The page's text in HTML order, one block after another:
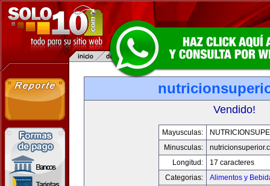
Vendido!
Mayusculas:
Minusculas:
Longitud:
17 caracteres
Categorias:
Alimentos y